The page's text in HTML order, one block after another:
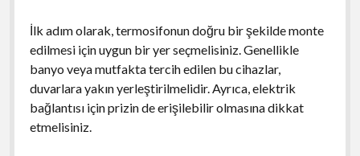
İlk adım olarak, termosifonun doğru bir şekilde monte
edilmesi için uygun bir yer seçmelisiniz. Genellikle
banyo veya mutfakta tercih edilen bu cihazlar,
duvarlara yakın yerleştirilmelidir. Ayrıca, elektrik
bağlantısı için prizin de erişilebilir olmasına dikkat
etmelisiniz.